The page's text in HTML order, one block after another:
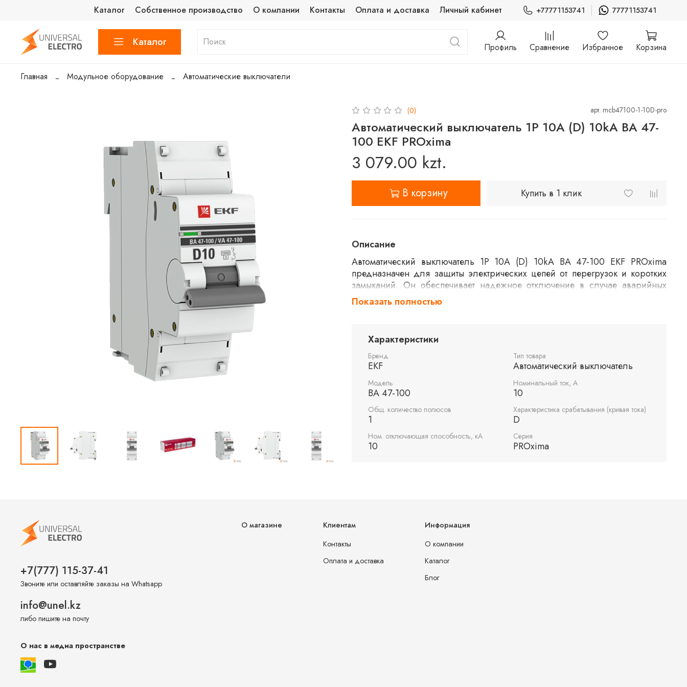
Каталог Собственное производство О компании Контакты Оплата и доставка Личный кабинет +77771153741 77771153741
Каталог Профиль Сравнение Избранное Корзина
Главная Модульное оборудование Автоматические выключатели
(0) арт. mcb47100-1-10D-pro
Автоматический выключатель 1P 10А (D) 10kA ВА 47-
100 EKF PROxima
3 079.00 kzt.
В корзину Купить в 1 клик
Описание
Автоматический выключатель 1P 10А (D) 10kA ВА 47-100 EKF PROxima
предназначен для защиты электрических цепей от перегрузок и коротких
замыканий. Он обеспечивает надежное отключение в случае аварийных
ситуаций. Модель рассчитана на номинальный ток 10А и имеет
характеристику срабатывания типа D, что делает ее подходящей для цепей
составляет 10kA.
Показать полностью
Характеристики
Бренд
EKF
Тип товара
Автоматический выключатель
Модель
ВА 47-100
Номинальный ток, А
10
Общ. количество полюсов
1
Характеристика срабатывания (кривая тока)
D
Ном. отключающая способность, кА
10
Серия
PROxima
О магазине
Клиентам
Контакты
Оплата и доставка
Информация
О компании
Каталог
Блог
+7(777) 115-37-41
Звоните или оставляйте заказы на Whatsapp
info@unel.kz
либо пишите на почту
О нас в медиа пространстве